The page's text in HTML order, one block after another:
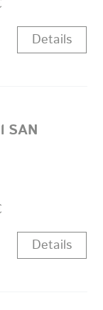
Details
SAN
Details